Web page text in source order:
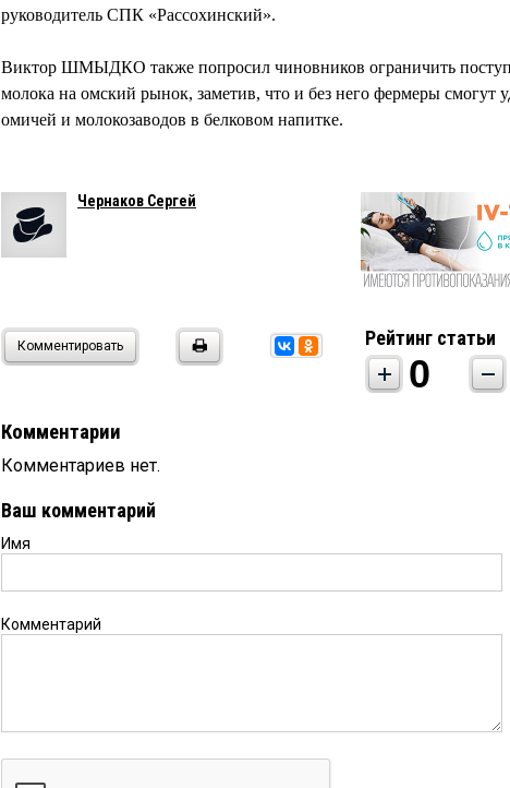
руководитель СПК «Рассохинский».
Виктор ШМЫДКО также попросил чиновников ограничить
молока на омский рынок, заметив, что и без него фермеры смогут
омичей и молокозаводов в белковом напитке.
Чернаков Сергей
Комментировать Рейтинг статьи
0
Комментарии
Комментариев нет.
Ваш комментарий
Имя
Комментарий